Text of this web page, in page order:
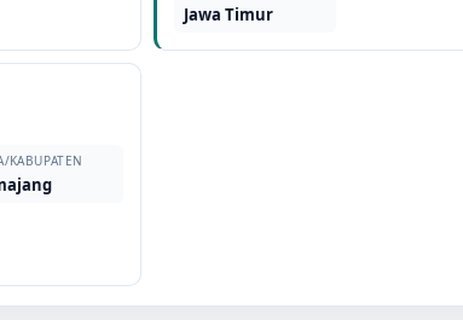
Jawa Timur
KABUPATEN